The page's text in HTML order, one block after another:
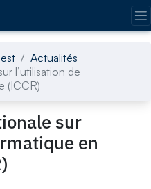
Actualités
l’utilisation de
(ICCR)
sur
en